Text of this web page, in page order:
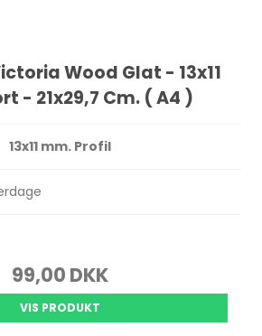
Wood Glat - 13x11
- 21x29,7 Cm. ( A4 )
13x11 mm. Profil
99,00 DKK
VIS PRODUKT